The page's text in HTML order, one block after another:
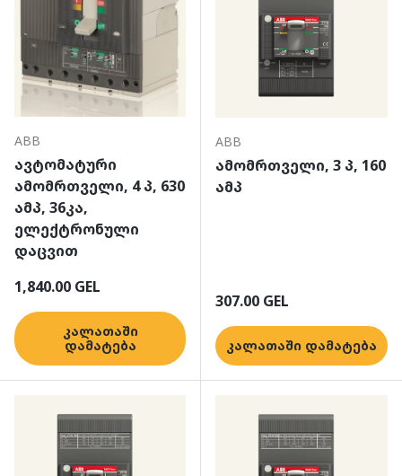
ABB
ავტომატური
ამომრთველი, 4 პ, 630
ამპ, 36კა,
ელექტრონული
დაცვით
ჩვეულებრივი ფასი
1,840.00 GEL
კალათაში
დამატება
ABB
ამომრთველი, 3 პ, 160
ამპ
ჩვეულებრივი ფასი
307.00 GEL
კალათაში დამატება